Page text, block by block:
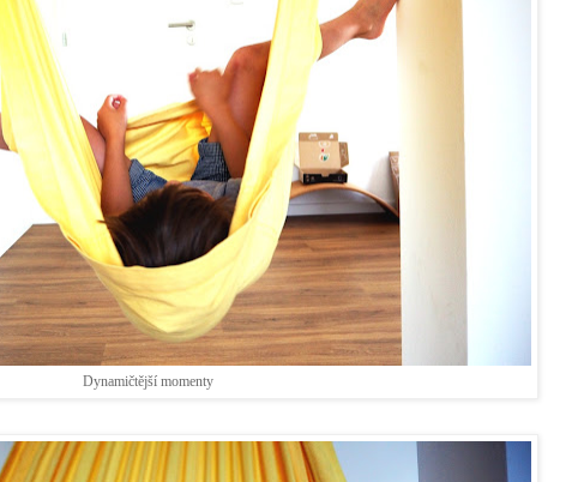
Dynamičtější momenty